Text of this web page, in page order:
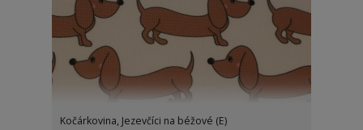
Kočárkovina, Jezevčíci na béžové (E)